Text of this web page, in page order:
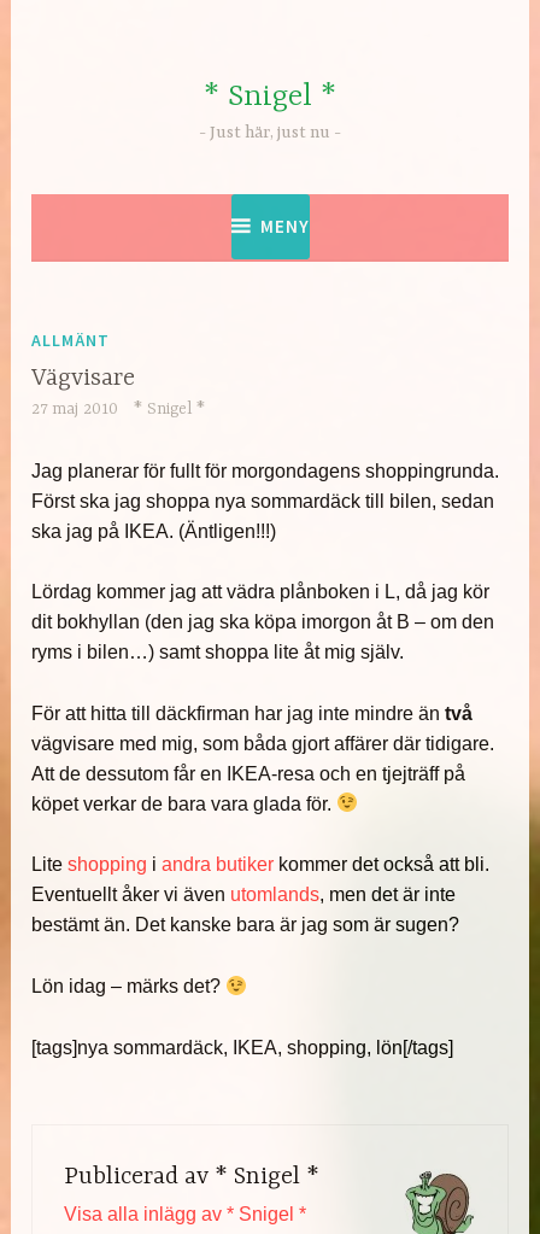
* Snigel *
Just här, just nu
MENY
ALLMÄNT
Vägvisare
27 maj 2010 * Snigel *
Jag planerar för fullt för morgondagens shoppingrunda.
Först ska jag shoppa nya sommardäck till bilen, sedan
ska jag på IKEA. (Äntligen!!!)
Lördag kommer jag att vädra plånboken i L, då jag kör
dit bokhyllan (den jag ska köpa imorgon åt B – om den
ryms i bilen…) samt shoppa lite åt mig själv.
För att hitta till däckfirman har jag inte mindre äntvå
vägvisare med mig, som båda gjort affärer där tidigare.
Att de dessutom får en IKEA-resa och en tjejträff på
köpet verkar de bara vara glada för.
Liteshopping iandra butiker kommer det också att bli.
Eventuellt åker vi även utomlands, men det är inte
bestämt än. Det kanske bara är jag som är sugen?
Lön idag – märks det?
[tags]nya sommardäck, IKEA, shopping, lön[/tags]
Publicerad av * Snigel *
Visa alla inlägg av * Snigel *